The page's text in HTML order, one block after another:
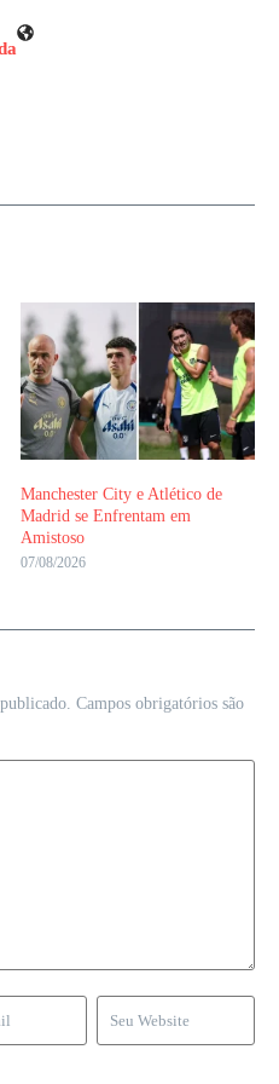
Manchester City e Atlético de
Madrid se Enfrentam em
Amistoso
07/08/2026
Campos obrigatórios são